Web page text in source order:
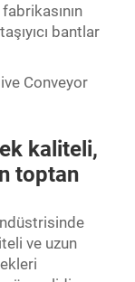
bantlar
kaliteli,
toptan
ve uzun